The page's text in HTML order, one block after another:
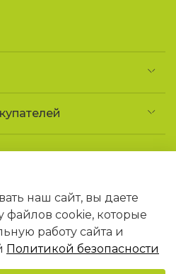
Минская обл.,
1 «ДТ Гайна»
с 09.02.2026 N768406
наш сайт, вы даете
файлов cookie, которые
работу сайта и
Политикой безопасности